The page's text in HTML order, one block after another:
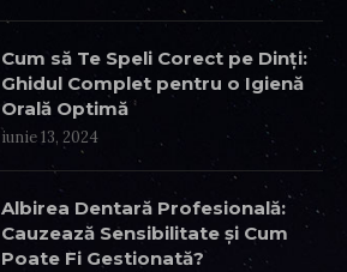
Cum să Te Speli Corect pe Dinți:
Ghidul Complet pentru o Igienă
Orală Optimă
iunie 13, 2024
Albirea Dentară Profesională:
Cauzează Sensibilitate și Cum
Poate Fi Gestionată?